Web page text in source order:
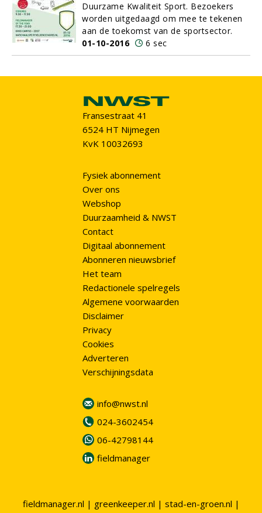
Duurzame Kwaliteit Sport. Bezoekers
worden uitgedaagd om mee te tekenen
aan de toekomst van de sportsector.
01-10-2016
6 sec
Fransestraat 41
6524 HT Nijmegen
KvK 10032693
Fysiek abonnement
Over ons
Webshop
Duurzaamheid & NWST
Contact
Digitaal abonnement
Abonneren nieuwsbrief
Het team
Redactionele spelregels
Algemene voorwaarden
Disclaimer
Privacy
Cookies
Adverteren
Verschijningsdata
info@nwst.nl
024-3602454
06-42798144
fieldmanager
fieldmanager.nl | greenkeeper.nl | stad-en-groen.nl |